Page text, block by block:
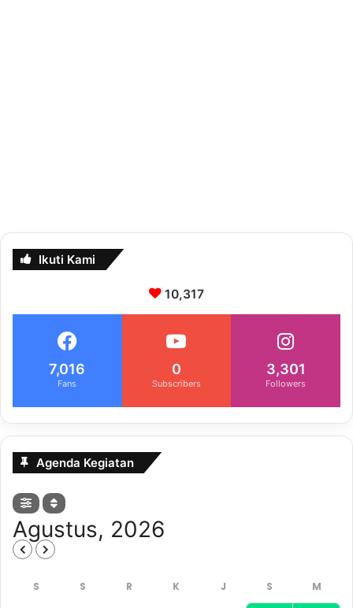
Ikuti Kami
10,317
7,016
Fans
0
Subscribers
3,301
Followers
Agenda Kegiatan
Agustus, 2026